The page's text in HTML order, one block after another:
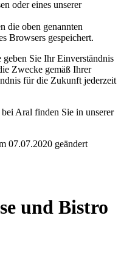
oder eines unserer
die oben genannten
Browsers gespeichert.
Sie Ihr Einverständnis
Zwecke gemäß Ihrer
für die Zukunft jederzeit
Aral finden Sie in unserer
07.07.2020 geändert
und Bistro